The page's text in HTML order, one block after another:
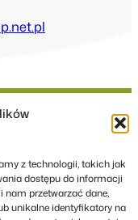
z technologii, takich jak
dostępu do informacji
nam przetwarzać dane,
unikalne identyfikatory na